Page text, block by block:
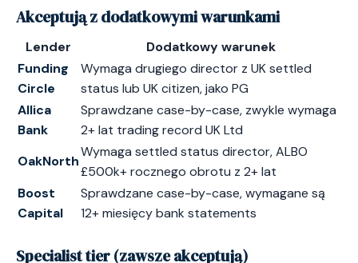
Akceptują z dodatkowymi warunkami
Lender
Dodatkowy warunek
Funding
Circle
Wymaga drugiego director z UK settled
status lub UK citizen, jako PG
Allica
Bank
Sprawdzane case-by-case, zwykle wymaga
2+ lat trading record UK Ltd
OakNorth
Wymaga settled status director, ALBO
£500k+ rocznego obrotu z 2+ lat
Boost
Capital
Sprawdzane case-by-case, wymagane są
12+ miesięcy bank statements
Specialist tier (zawsze akceptują)